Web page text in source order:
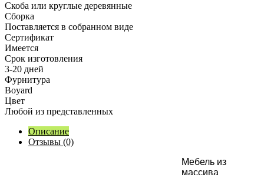
Скоба или круглые деревянные
Сборка
Поставляется в собранном виде
Сертификат
Имеется
Срок изготовления
3-20 дней
Фурнитура
Boyard
Цвет
Любой из представленных
Описание
Отзывы (0)
Мебель из
массива